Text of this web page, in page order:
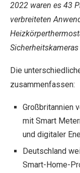
2022 waren es 43
verbreiteten
Die
zusammenfassen:
Großbritannien
mit Smart
und digitaler
Deutschland
Smart-Home-